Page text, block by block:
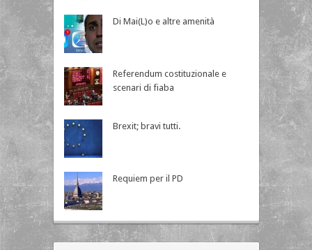
Di Mai(L)o e altre amenità
Referendum costituzionale e
scenari di fiaba
Brexit; bravi tutti.
Requiem per il PD